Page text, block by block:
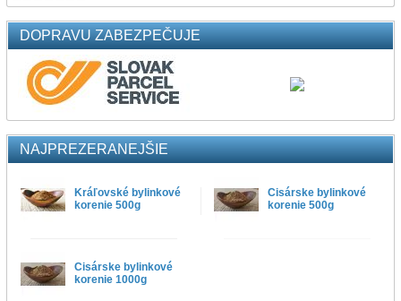
DOPRAVU ZABEZPEČUJE
NAJPREZERANEJŠIE
Kráľovské bylinkové
korenie 500g
Cisárske bylinkové
korenie 500g
Cisárske bylinkové
korenie 1000g